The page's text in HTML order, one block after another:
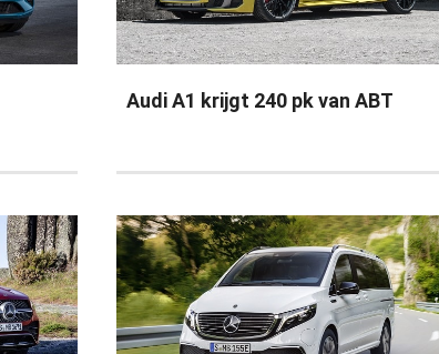
Audi A1 krijgt 240 pk van ABT